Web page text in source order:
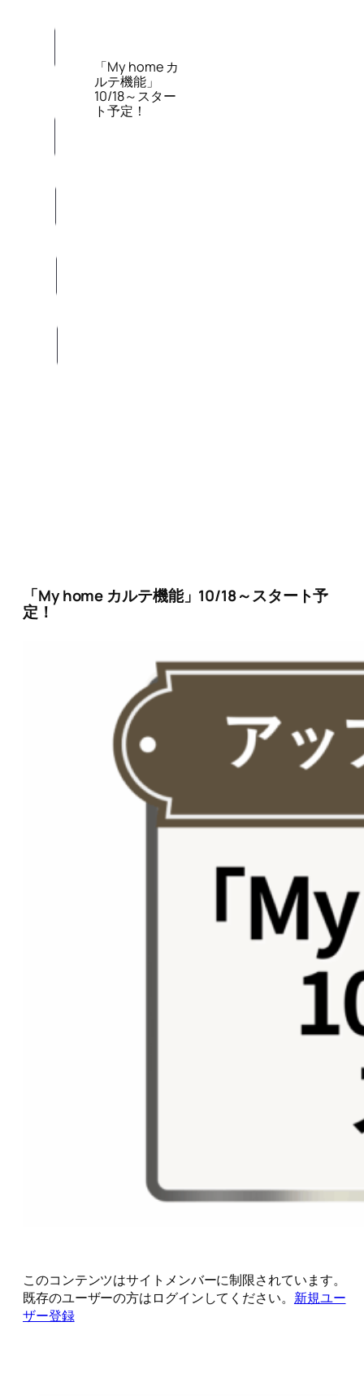
「My home カ
ルテ機能」
10/18～スター
ト予定！
「My home カルテ機能」10/18～スタート予
定！
このコンテンツはサイトメンバーに制限されています。
既存のユーザーの方はログインしてください。 新規ユー
ザー登録